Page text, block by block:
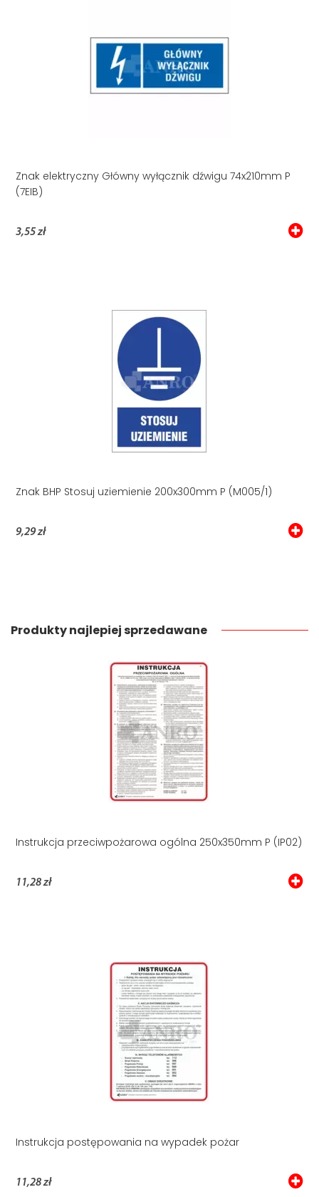
Znak elektryczny Główny wyłącznik dźwigu 74x210mm P
(7EIB)
3,55 zł
Znak BHP Stosuj uziemienie 200x300mm P (M005/1)
9,29 zł
Produkty najlepiej sprzedawane
Instrukcja przeciwpożarowa ogólna 250x350mm P (IP02)
11,28 zł
Instrukcja postępowania na wypadek pożar
11,28 zł